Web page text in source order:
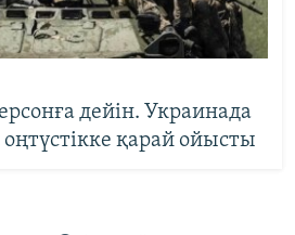
дейін. Украинада
қарай ойысты